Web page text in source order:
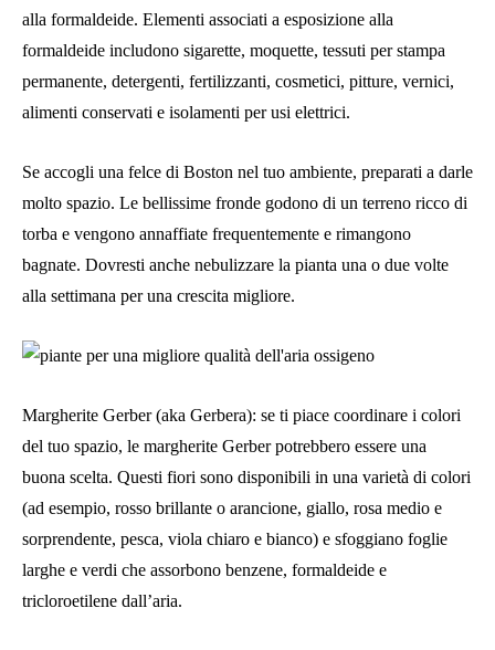
alla formaldeide. Elementi associati a esposizione alla
formaldeide includono sigarette, moquette, tessuti per stampa
permanente, detergenti, fertilizzanti, cosmetici, pitture, vernici,
alimenti conservati e isolamenti per usi elettrici.
Se accogli una felce di Boston nel tuo ambiente, preparati a darle
molto spazio. Le bellissime fronde godono di un terreno ricco di
torba e vengono annaffiate frequentemente e rimangono
bagnate. Dovresti anche nebulizzare la pianta una o due volte
alla settimana per una crescita migliore.
Margherite Gerber (aka Gerbera): se ti piace coordinare i colori
del tuo spazio, le margherite Gerber potrebbero essere una
buona scelta. Questi fiori sono disponibili in una varietà di colori
(ad esempio, rosso brillante o arancione, giallo, rosa medio e
sorprendente, pesca, viola chiaro e bianco) e sfoggiano foglie
larghe e verdi che assorbono benzene, formaldeide e
tricloroetilene dall’aria.